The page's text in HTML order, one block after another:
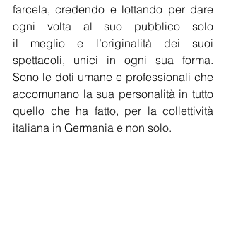
farcela, credendo e lottando per dare
ogni volta al suo pubblico solo
il
meglio e l’originalità dei suoi
spettacoli, unici in ogni sua forma.
Sono le doti umane e professionali che
accomunano la sua personalità in tutto
quello che ha fatto, per la collettività
italiana in Germania e non solo.